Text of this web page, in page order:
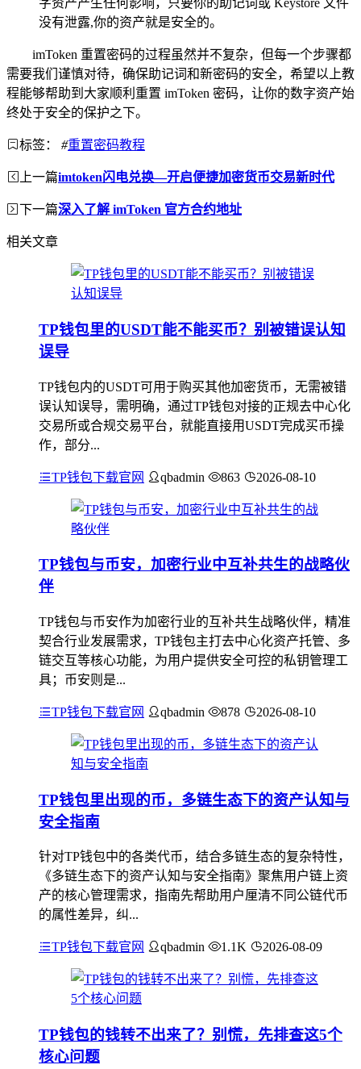
字资产产生任何影响，只要你的助记词或 Keystore 文件
没有泄露,你的资产就是安全的。
imToken 重置密码的过程虽然并不复杂，但每一个步骤都
需要我们谨慎对待，确保助记词和新密码的安全，希望以上教
程能够帮助到大家顺利重置 imToken 密码，让你的数字资产始
终处于安全的保护之下。
标签： #重置密码教程
上一篇imtoken闪电兑换—开启便捷加密货币交易新时代
下一篇深入了解 imToken 官方合约地址
相关文章
TP钱包里的USDT能不能买币？别被错误认知
误导
TP钱包内的USDT可用于购买其他加密货币，无需被错
误认知误导，需明确，通过TP钱包对接的正规去中心化
交易所或合规交易平台，就能直接用USDT完成买币操
作，部分...
TP钱包下载官网 qbadmin 863 2026-08-10
TP钱包与币安，加密行业中互补共生的战略伙
伴
TP钱包与币安作为加密行业的互补共生战略伙伴，精准
契合行业发展需求，TP钱包主打去中心化资产托管、多
链交互等核心功能，为用户提供安全可控的私钥管理工
具；币安则是...
TP钱包下载官网 qbadmin 878 2026-08-10
TP钱包里出现的币，多链生态下的资产认知与
安全指南
针对TP钱包中的各类代币，结合多链生态的复杂特性，
《多链生态下的资产认知与安全指南》聚焦用户链上资
产的核心管理需求，指南先帮助用户厘清不同公链代币
的属性差异，纠...
TP钱包下载官网 qbadmin 1.1K 2026-08-09
TP钱包的钱转不出来了？别慌，先排查这5个
核心问题